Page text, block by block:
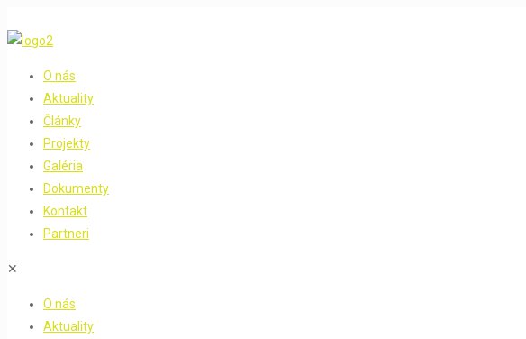
O nás
Aktuality
Články
Projekty
Galéria
Dokumenty
Kontakt
Partneri
✕
O nás
Aktuality